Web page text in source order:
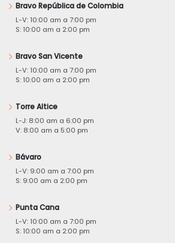
Bravo República de Colombia
L-V: 10:00 am a 7:00 pm
S: 10:00 am a 2:00 pm
Bravo San Vicente
L-V: 10:00 am a 7:00 pm
S: 10:00 am a 2:00 pm
Torre Altice
L-J: 8:00 am a 6:00 pm
V: 8:00 am a 5:00 pm
Bávaro
L-V: 9:00 am a 7:00 pm
S: 9:00 am a 2:00 pm
Punta Cana
L-V: 10:00 am a 7:00 pm
S: 10:00 am a 2:00 pm